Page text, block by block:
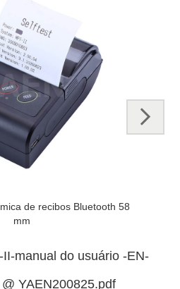
de recibos Bluetooth 58
mm
next
II-manual do usuário -EN-
YAEN200825.pdf